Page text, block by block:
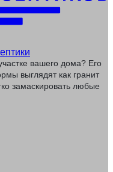
вашего дома? Его
выглядят как гранит
замаскировать любые